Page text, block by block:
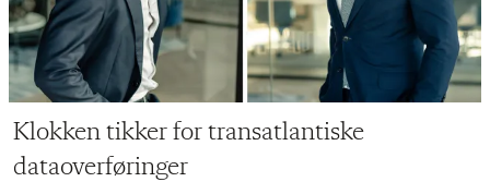
Klokken tikker for transatlantiske
dataoverføringer